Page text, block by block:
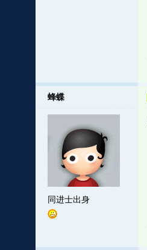
蜂蝶
同进士出身